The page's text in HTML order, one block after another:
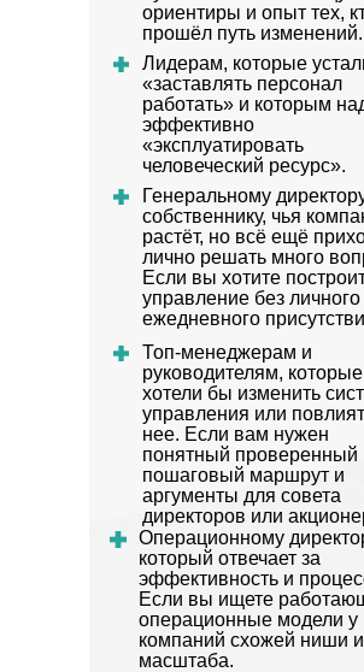
ориентиры и опыт тех,
прошёл путь изменений.
Лидерам, которые
«заставлять персонал
работать» и которым
эффективно
«эксплуатировать
человеческий ресурс».
Генеральному
собственнику, чья
растёт, но всё ещё
лично решать много
Если вы хотите
управление без личного
ежедневного
Операционному
который отвечает за
эффективность и
Если вы ищете
операционные модели у
компаний схожей ниши
масштаба.
Топ-менеджерам и
руководителям, которые
хотели бы изменить
управления или
нее. Если вам нужен
понятный проверенный
пошаговый маршрут и
аргументы для совета
директоров или